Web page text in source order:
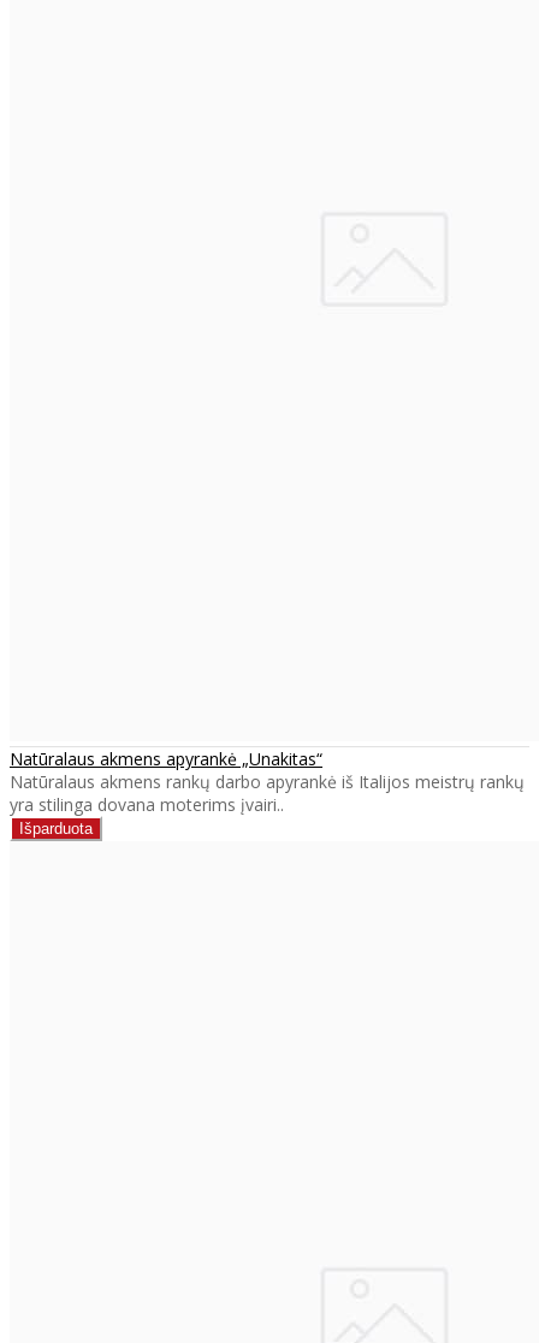
Natūralaus akmens apyrankė „Unakitas“
Natūralaus akmens rankų darbo apyrankė iš Italijos meistrų rankų
yra stilinga dovana moterims įvairi..